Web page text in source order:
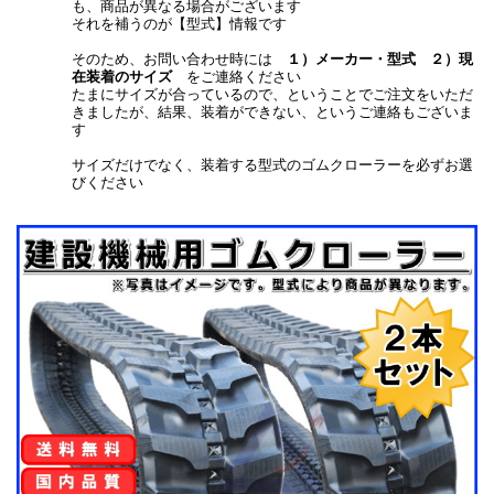
も、商品が異なる場合がございます
それを補うのが【型式】情報です
そのため、お問い合わせ時には
１）メーカー・型式 ２）現
在装着のサイズをご連絡ください
たまにサイズが合っているので、ということでご注文をいただ
きましたが、結果、装着ができない、というご連絡もございま
す
サイズだけでなく、装着する型式のゴムクローラーを必ずお選
びください